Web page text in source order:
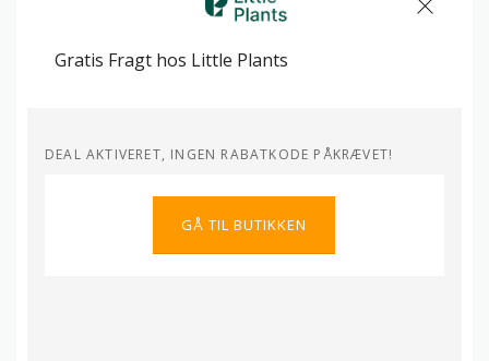
Gratis Fragt hos Little Plants
DEAL AKTIVERET, INGEN RABATKODE PÅKRÆVET!
GÅ TIL BUTIKKEN